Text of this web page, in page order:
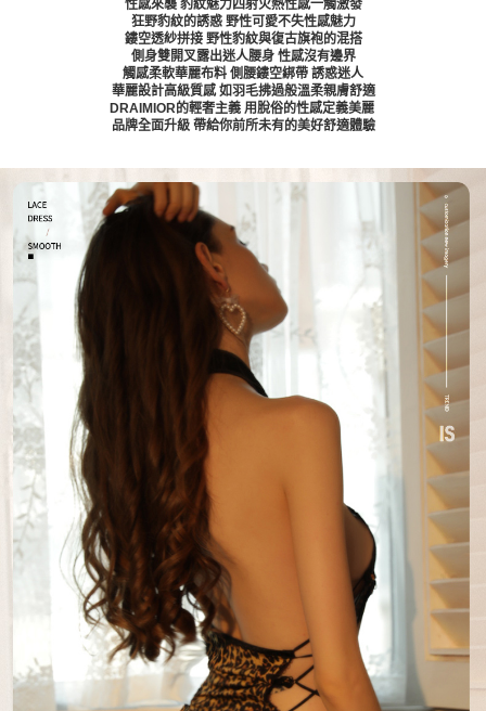
性感來襲 豹紋魅力四射火熱性感一觸激發
狂野豹紋的誘惑 野性可愛不失性感魅力
鏤空透紗拼接 野性豹紋與復古旗袍的混搭
側身雙開叉露出迷人腰身 性感沒有邊界
觸感柔軟華麗布料 側腰鏤空綁帶 誘惑迷人
華麗設計高級質感 如羽毛拂過般溫柔親膚舒適
DRAIMIOR的輕奢主義 用脫俗的性感定義美麗
品牌全面升級 帶給你前所未有的美好舒適體驗